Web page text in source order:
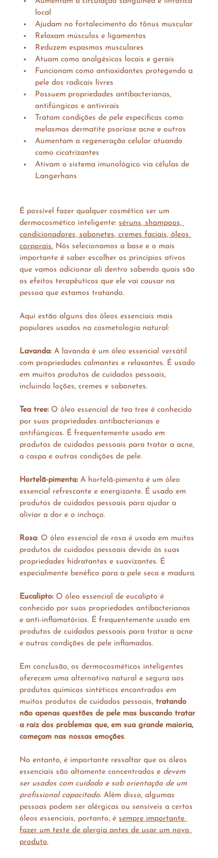
local
Ajudam no fortalecimento do tônus muscular
Relaxam músculos e ligamentos
Reduzem espasmos musculares
Atuam como analgésicos locais e gerais
Funcionam como antioxidantes protegendo a
pele dos radicais livres
Possuem propriedades antibacterianas,
antifúngicas e antivirais
Tratam condições de pele específicas como:
melasmas dermatite psoríase acne e outros
Aumentam a regeneração celular atuando
como cicatrizantes
Ativam o sistema imunológico via células de
Langerhans
É possível fazer qualquer cosmético ser um
dermocosmético inteligente: séruns, shampoos,
condicionadores, sabonetes, cremes faciais, óleos
corporais. Nós selecionamos a base e o mais
importante é saber escolher os princípios ativos
que vamos adicionar ali dentro sabendo quais são
os efeitos terapêuticos que ele vai causar na
pessoa que estamos tratando.
Aqui estão alguns dos óleos essenciais mais
populares usados na cosmetologia natural:
Lavanda: A lavanda é um óleo essencial versátil
com propriedades calmantes e relaxantes. É usado
em muitos produtos de cuidados pessoais,
incluindo loções, cremes e sabonetes.
Tea tree: O óleo essencial de tea tree é conhecido
por suas propriedades antibacterianas e
antifúngicas. É frequentemente usado em
produtos de cuidados pessoais para tratar a acne,
a caspa e outras condições de pele.
Hortelã-pimenta: A hortelã-pimenta é um óleo
essencial refrescante e energizante. É usado em
produtos de cuidados pessoais para ajudar a
aliviar a dor e o inchaço.
Rosa: O óleo essencial de rosa é usado em muitos
produtos de cuidados pessoais devido às suas
propriedades hidratantes e suavizantes. É
especialmente benéfico para a pele seca e madura.
Eucalipto: O óleo essencial de eucalipto é
conhecido por suas propriedades antibacterianas
e anti-inflamatórias. É frequentemente usado em
produtos de cuidados pessoais para tratar a acne
e outras condições de pele inflamadas.
Em conclusão, os dermocosméticos inteligentes
oferecem uma alternativa natural e segura aos
produtos químicos sintéticos encontrados em
muitos produtos de cuidados pessoais, tratando
não apenas questões de pele mas buscando tratar
a raiz dos problemas que, em sua grande maioria,
começam nas nossas emoções.
No entanto, é importante ressaltar que os óleos
essenciais são altamente concentrados e devem
ser usados com cuidado e sob orientação de um
profissional capacitado. Além disso, algumas
pessoas podem ser alérgicas ou sensíveis a certos
óleos essenciais, portanto, é sempre importante
fazer um teste de alergia antes de usar um novo
produto.